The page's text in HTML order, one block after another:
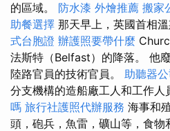
的區域。 防水漆 外燴推薦 搬家
助餐選擇 那天早上，英國首相
式台胞證 辦護照要帶什麼
法斯特（Belfast）的降落。 他
陸路官員的技術官員。 助聽器公
分支機構的造船廠工人和工作人
嗎 旅行社護照代辦服務 海事和
頭，砲兵，魚雷，礦山等，食物